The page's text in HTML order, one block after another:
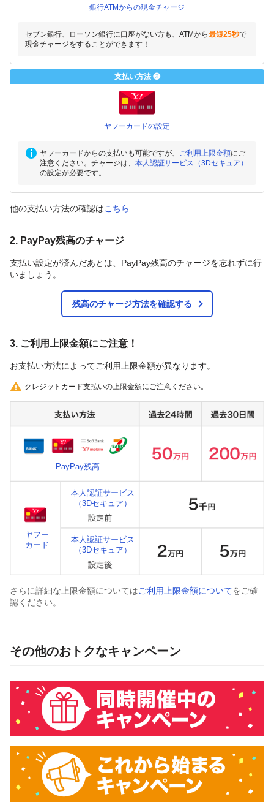
銀行ATMからの現金チャージ
セブン銀行、ローソン銀行に口座がない方も、ATMから最短25秒で
現金チャージをすることができます！
支払い方法 ❸
ヤフーカードの設定
ヤフーカードからの支払いも可能ですが、 ご利用上限金額にご
注意ください。チャージは、 本人認証サービス（3Dセキュア）
の設定が必要です。
他の支払い方法の確認はこちら
2. PayPay残高のチャージ
支払い設定が済んだあとは、PayPay残高のチャージを忘れずに行
いましょう。
残高のチャージ方法を確認する
3. ご利用上限金額にご注意！
お支払い方法によってご利用上限金額が異なります。
クレジットカード支払いの上限金額にご注意ください。
PayPay残高
ヤフー
カード
本人認証サービス
（3Dセキュア）
本人認証サービス
（3Dセキュア）
さらに詳細な上限金額についてはご利用上限金額についてをご確
認ください。
その他のおトクなキャンペーン